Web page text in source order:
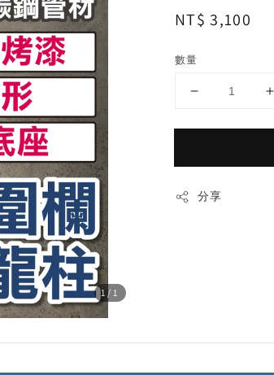
1/1
Regular
NT$ 3,100
數量
分享